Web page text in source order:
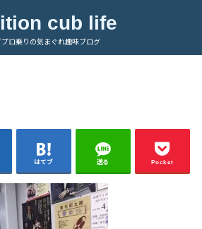
cub life
プロ乗りの気まぐれ趣味ブログ
はてブ 送る Pocket